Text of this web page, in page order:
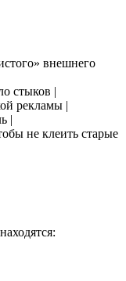
внешнего
стыков |
рекламы |
|
не клеить старые